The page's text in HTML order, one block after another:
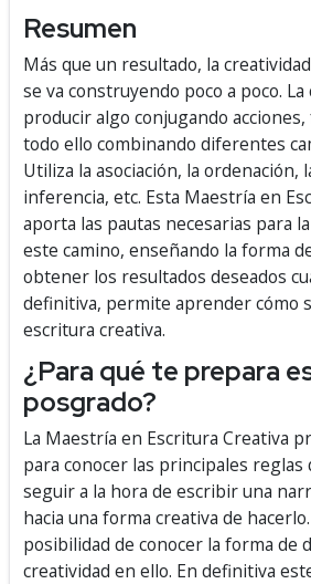
Resumen
Más que un resultado, la
se va construyendo poco a poco.
producir algo conjugando
todo ello combinando diferentes
Utiliza la asociación, la ordenación,
inferencia, etc. Esta Maestría en
aporta las pautas necesarias para
este camino, enseñando la forma
obtener los resultados deseados
definitiva, permite aprender cómo
escritura creativa.
¿Para qué te prepara
posgrado?
La Maestría en Escritura Creativa
para conocer las principales reglas
seguir a la hora de escribir una
hacia una forma creativa de
posibilidad de conocer la forma de
creatividad en ello. En definitiva